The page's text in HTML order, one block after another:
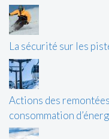
La sécurité sur les
Actions des
consommation